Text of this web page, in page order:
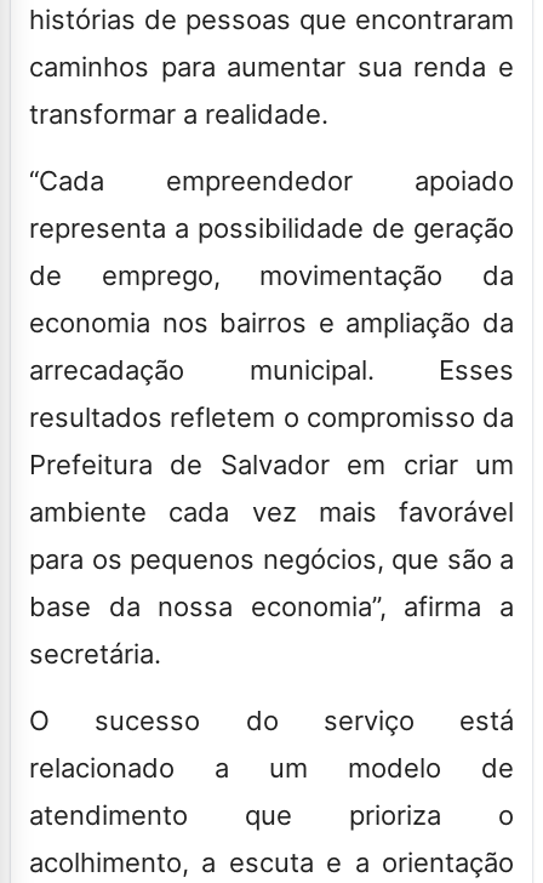
histórias de pessoas que encontraram
caminhos para aumentar sua renda e
transformar a realidade.
“Cada empreendedor apoiado
representa a possibilidade de geração
de emprego, movimentação da
economia nos bairros e ampliação da
arrecadação municipal. Esses
resultados refletem o compromisso da
Prefeitura de Salvador em criar um
ambiente cada vez mais favorável
para os pequenos negócios, que são a
base da nossa economia”, afirma a
secretária.
O sucesso do serviço está
relacionado a um modelo de
atendimento que prioriza o
acolhimento, a escuta e a orientação